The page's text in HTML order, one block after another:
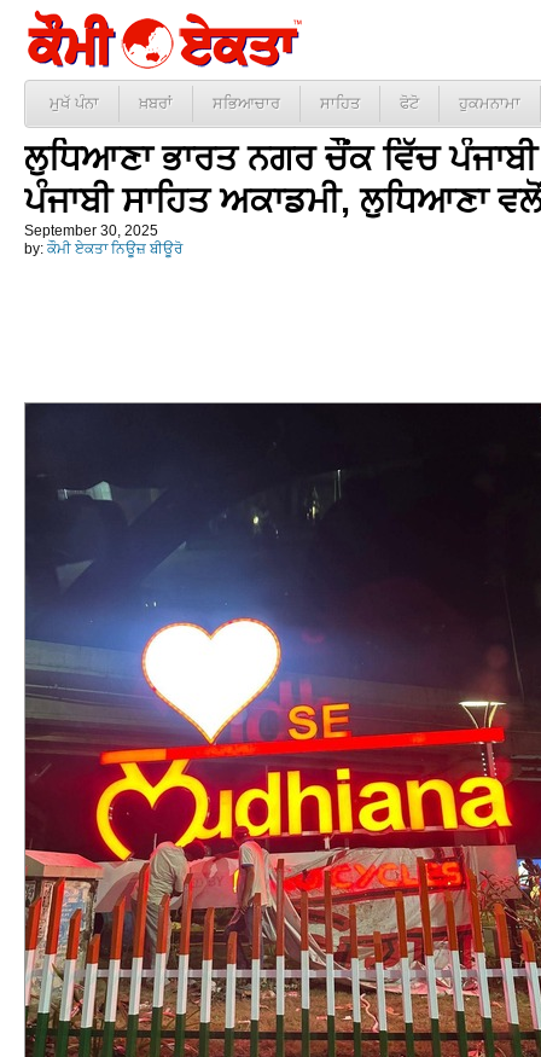
ਮੁਖੱ ਪੰਨਾ ਖ਼ਬਰਾਂ ਸਭਿਆਚਾਰ ਸਾਹਿਤ ਫੋਟੋ ਹੁਕਮਨਾਮਾ
ਲੁਧਿਆਣਾ ਭਾਰਤ ਨਗਰ ਚੌਂਕ ਵਿੱਚ ਪੰਜਾਬੀ
ਪੰਜਾਬੀ ਸਾਹਿਤ ਅਕਾਡਮੀ, ਲੁਧਿਆਣਾ
September 30, 2025
by: ਕੌਮੀ ਏਕਤਾ ਨਿਊਜ਼ ਬੀਊਰੋ